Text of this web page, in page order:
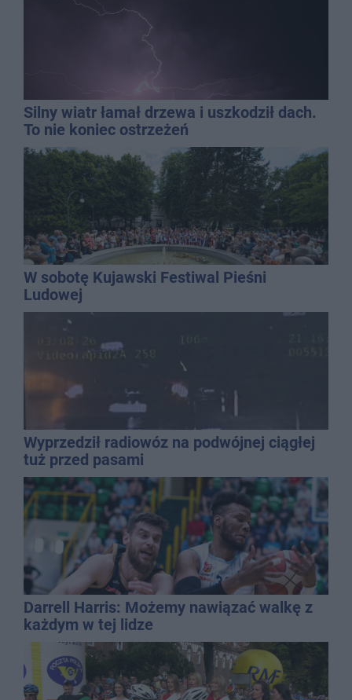
Silny wiatr łamał drzewa i uszkodził dach.
To nie koniec ostrzeżeń
W sobotę Kujawski Festiwal Pieśni
Ludowej
Wyprzedził radiowóz na podwójnej ciągłej
tuż przed pasami
Darrell Harris: Możemy nawiązać walkę z
każdym w tej lidze